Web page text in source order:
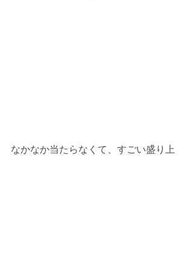
なかなか当たらなくて、すごい盛り上